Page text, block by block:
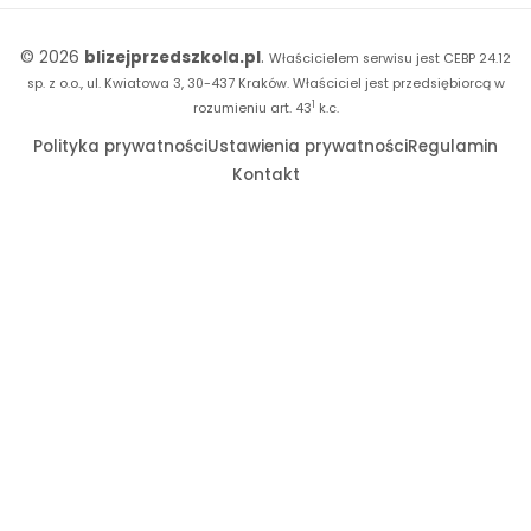
Dookoła Polski
Sprintem do maratonu
Instagram
© 2026 blizejprzedszkola.pl. Właścicielem serwisu jest CEBP 24.12
sp. z o.o., ul. Kwiatowa 3, 30-437 Kraków.Właściciel jest przedsiębiorcą w
rozumieniu art. 431 k.c.
Polityka prywatnościUstawienia prywatnościRegulamin
Kontakt